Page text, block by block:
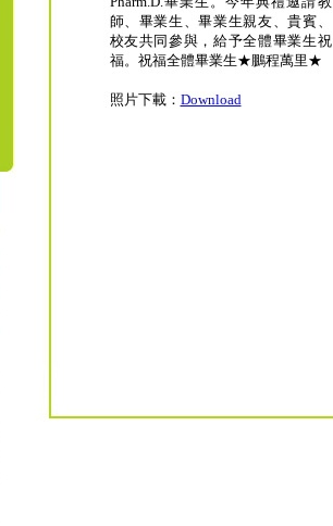
師、畢業生、畢業生親友、貴賓、
校友共同參與，給予全體畢業生祝
福。祝福全體畢業生★鵬程萬里★
照片下載： Download